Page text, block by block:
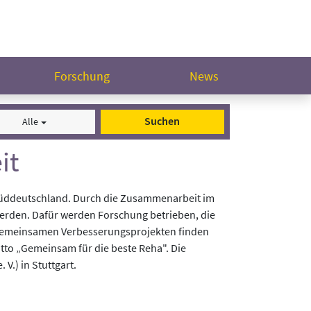
Forschung News
Alle Suchen
Durch die Zusammenarbeit im
Dafür werden Forschung betrieben, die
Verbesserungsprojekten finden
„Gemeinsam für die beste Reha". Die
V.) in Stuttgart.
Patientenzufriedenheit der Rehakliniken